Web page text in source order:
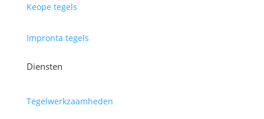
Keope tegels
Impronta tegels
Diensten
Tegelwerkzaamheden